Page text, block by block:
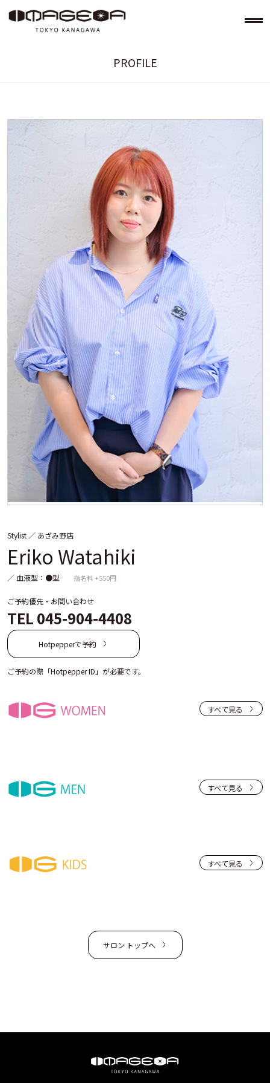
PROFILE
Stylist ／ あざみ野店
Eriko Watahiki
／ 血液型：●型 指名料 +550円
ご予約優先・お問い合わせ
TEL 045-904-4408
Hotpepperで予約
ご予約の際「Hotpepper ID」が必要です。
すべて見る
すべて見る
すべて見る
サロン トップへ